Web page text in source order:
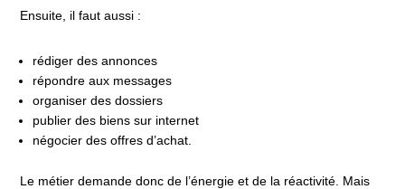
Ensuite, il faut aussi :
rédiger des annonces
répondre aux messages
organiser des dossiers
publier des biens sur internet
négocier des offres d’achat.
Le métier demande donc de l’énergie et de la réactivité. Mais